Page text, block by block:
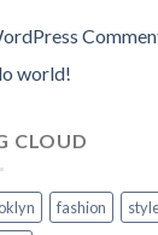
world!
CLOUD
fashion